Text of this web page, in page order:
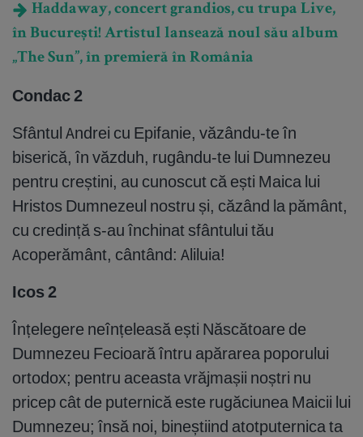
Haddaway, concert grandios, cu trupa Live,
în București! Artistul lansează noul său album
„The Sun”, în premieră în România
Condac 2
Sfântul Andrei cu Epifanie, văzându-te în
biserică, în văzduh, rugându-te lui Dumnezeu
pentru creștini, au cunoscut că ești Maica lui
Hristos Dumnezeul nostru și, căzând la pământ,
cu credință s-au închinat sfântului tău
Acoperământ, cântând: Aliluia!
Icos 2
Înțelegere neînțeleasă ești Născătoare de
Dumnezeu Fecioară întru apărarea poporului
ortodox; pentru aceasta vrăjmașii noștri nu
pricep cât de puternică este rugăciunea Maicii lui
Dumnezeu; însă noi, bineștiind atotputernica ta